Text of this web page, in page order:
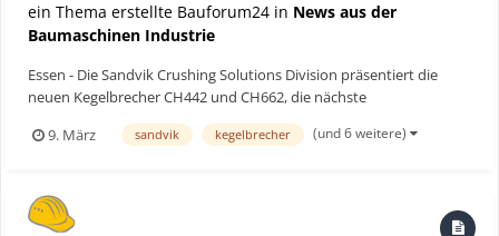
ein Thema erstellte Bauforum24 in News aus der
Baumaschinen Industrie
Essen - Die Sandvik Crushing Solutions Division präsentiert die
neuen Kegelbrecher CH442 und CH662, die nächste
Evolutionsstufe der Serien CH400 und CH600. Bauforum24 Artikel
(05.02.2026): Sandvik am Diabaswerk Oberscheld Sandvik stellt auf
9. März sandvik kegelbrecher (und 6 weitere)